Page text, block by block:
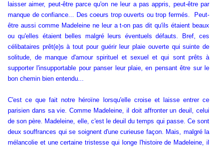
laisser aimer, peut-être parce qu'on ne leur a pas appris, peut-être par
manque de confiance... Des coeurs trop ouverts ou trop fermés. Peut-
être aussi comme Madeleine ne leur a t-on pas dit qu'ils étaient beaux
ou qu'elles étaient belles malgré leurs éventuels défauts. Bref, ces
célibataires prêt(e)s à tout pour guérir leur plaie ouverte qui suinte de
solitude, de manque d'amour spirituel et sexuel et qui sont prêts à
supporter l'insupportable pour panser leur plaie, en pensant être sur le
bon chemin bien entendu...
C'est ce que fait notre héroïne lorsqu'elle croise et laisse entrer ce
parisien dans sa vie. Comme Madeleine, il doit affronter un deuil, celui
de son père. Madeleine, elle, c'est le deuil du temps qui passe. Ce sont
deux souffrances qui se soignent d'une curieuse façon. Mais, malgré la
mélancolie et une certaine tristesse qui longe l'histoire de Madeleine, il